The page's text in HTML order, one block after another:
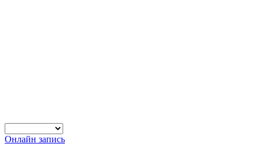
Онлайн запись